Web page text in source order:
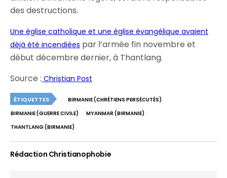
des destructions.
Une église catholique et une église évangélique avaient
déjà été incendiées par l’armée fin novembre et
début décembre dernier, à Thantlang.
Source : Christian Post
ÉTIQUETTES
BIRMANIE (CHRÉTIENS PERSÉCUTÉS)
BIRMANIE (GUERRE CIVILE)
MYANMAR (BIRMANIE)
THANTLANG (BIRMANIE)
Rédaction Christianophobie